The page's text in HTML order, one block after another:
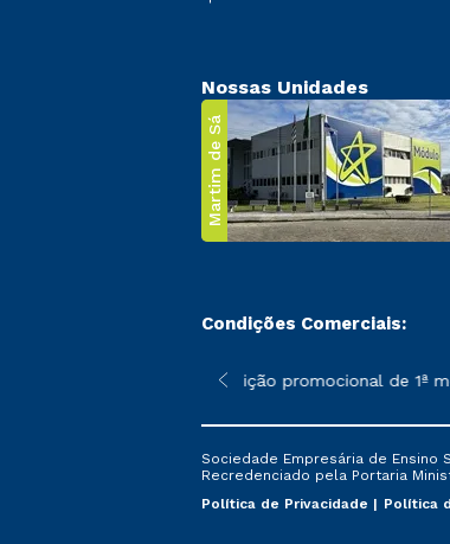
Nossas Unidades
Martim de Sá
Condições Comerciais:
sofrer alterações nos períodos de
*A condição promocional de 1ª
Sociedade Empresária de Ensino
Recredenciado pela Portaria
Política de Privacidade
Política